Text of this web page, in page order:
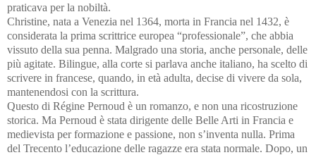
praticava per la nobiltà.
Christine, nata a Venezia nel 1364, morta in Francia nel 1432, è
considerata la prima scrittrice europea “professionale”, che abbia
vissuto della sua penna. Malgrado una storia, anche personale, delle
più agitate. Bilingue, alla corte si parlava anche italiano, ha scelto di
scrivere in francese, quando, in età adulta, decise di vivere da sola,
mantenendosi con la scrittura.
Questo di Régine Pernoud è un romanzo, e non una ricostruzione
storica. Ma Pernoud è stata dirigente delle Belle Arti in Francia e
medievista per formazione e passione, non s’inventa nulla. Prima
del Trecento l’educazione delle ragazze era stata normale. Dopo, un